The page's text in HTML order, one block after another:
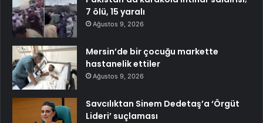
7 ölü, 15 yaralı
Ağustos 9, 2026
Mersin’de bir çocuğu markette
hastanelik ettiler
Ağustos 9, 2026
Savcılıktan Sinem Dedetaş’a ‘Örgüt
Lideri’ suçlaması